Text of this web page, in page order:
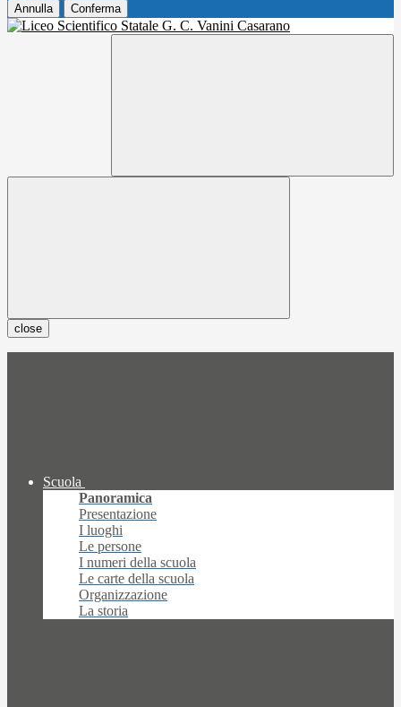
Annulla Conferma
close
Scuola
Panoramica
Presentazione
I luoghi
Le persone
I numeri della scuola
Le carte della scuola
Organizzazione
La storia